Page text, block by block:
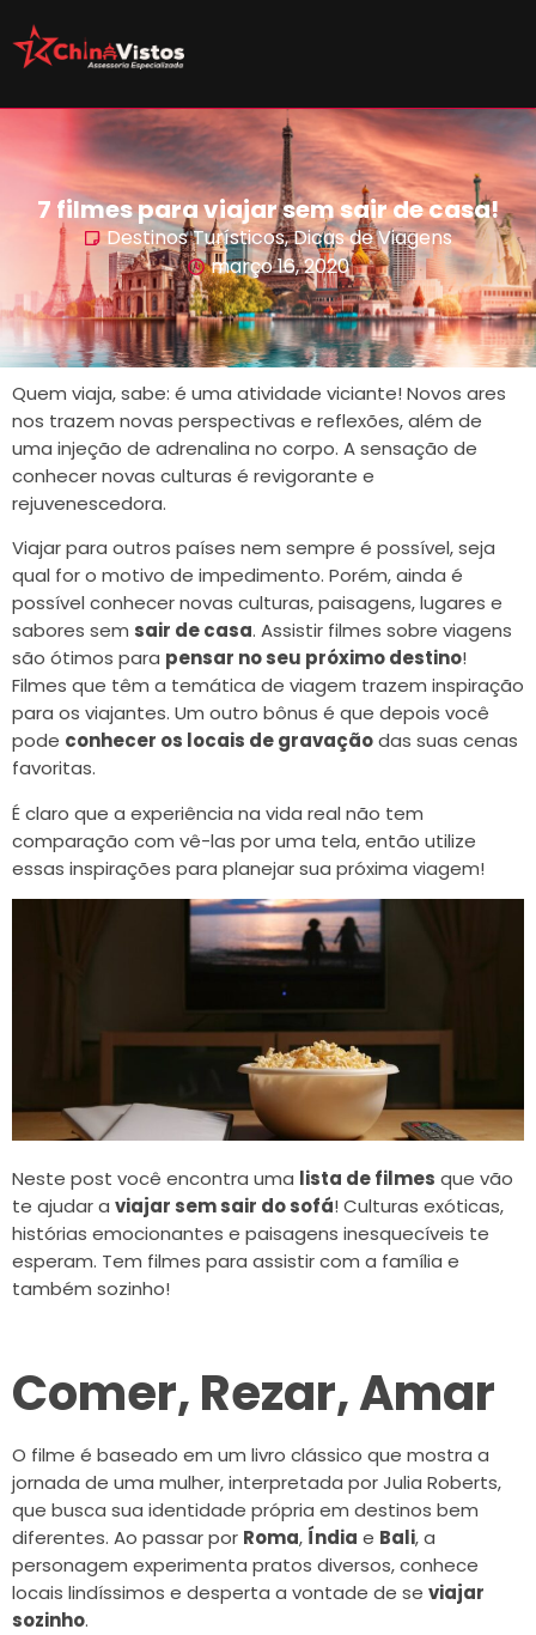
7 filmes para viajar sem sair de casa!
Destinos Turísticos,Dicas de Viagens
março 16, 2020
Quem viaja, sabe: é uma atividade viciante! Novos ares
nos trazem novas perspectivas e reflexões, além de
uma injeção de adrenalina no corpo. A sensação de
conhecer novas culturas é revigorante e
rejuvenescedora.
Viajar para outros países nem sempre é possível, seja
qual for o motivo de impedimento. Porém, ainda é
possível conhecer novas culturas, paisagens, lugares e
sabores sem sair de casa. Assistir filmes sobre viagens
são ótimos para pensar no seu próximo destino!
Filmes que têm a temática de viagem trazem inspiração
para os viajantes. Um outro bônus é que depois você
pode conhecer os locais de gravaçãodas suas cenas
favoritas.
É claro que a experiência na vida real não tem
comparação com vê-las por uma tela, então utilize
essas inspirações para planejar sua próxima viagem!
Neste post você encontra uma lista de filmes que vão
te ajudar a viajar sem sair do sofá! Culturas exóticas,
histórias emocionantes e paisagens inesquecíveis te
esperam. Tem filmes para assistir com a família e
também sozinho!
Comer, Rezar, Amar
O filme é baseado em um livro clássico que mostra a
jornada de uma mulher, interpretada por Julia Roberts,
que busca sua identidade própria em destinos bem
diferentes. Ao passar por Roma, Índia e Bali, a
personagem experimenta pratos diversos, conhece
locais lindíssimos e desperta a vontade de se viajar
sozinho.